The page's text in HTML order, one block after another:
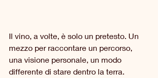
Il vino, a volte, è solo un pretesto. Un
mezzo per raccontare un percorso,
una visione personale, un modo
differente di stare dentro la terra.